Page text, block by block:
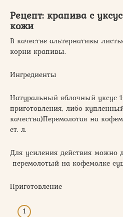
Рецепт: крапива с
кожи
В качестве альтернативы
корни крапивы.
Ингредиенты
Натуральный яблочный уксус
приготовления, либо
качества)Перемолотая на
ст. л.
Для усиления действия можно
перемолотый на кофемолке
Приготовление